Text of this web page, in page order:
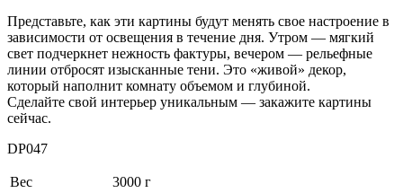
Представьте, как эти картины будут менять свое настроение в
зависимости от освещения в течение дня. Утром — мягкий
свет подчеркнет нежность фактуры, вечером — рельефные
линии отбросят изысканные тени. Это «живой» декор,
который наполнит комнату объемом и глубиной.
Сделайте свой интерьер уникальным — закажите картины
сейчас.
DP047
Вес
3000 г